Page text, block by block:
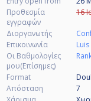
Προθεσμία
εγγραφών
16
Διοργανωτής
Επικοινωνία
Οι Βαθμολογίες
μου(Επίσημες)
Format
Απόσταση
7